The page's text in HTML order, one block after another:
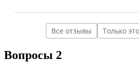
Все отзывы Только
Вопросы 2